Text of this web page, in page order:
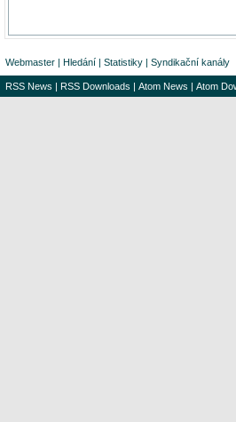
Webmaster | Hledání | Statistiky | Syndikační kanály
RSS News | RSS Downloads | Atom News | Atom